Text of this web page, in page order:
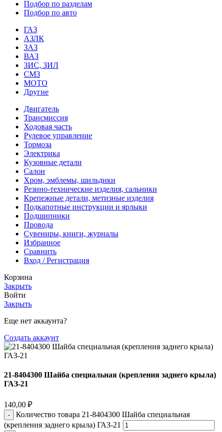
Подбор по разделам
Подбор по авто
ГАЗ
АЗЛК
ЗАЗ
ВАЗ
ЗИС, ЗИЛ
СМЗ
МОТО
Другие
Двигатель
Трансмиссия
Ходовая часть
Рулевое управление
Тормоза
Электрика
Кузовные детали
Салон
Хром, эмблемы, шильдики
Резино-технические изделия, сальники
Крепежные детали, метизные изделия
Подкапотные инструкции и ярлыки
Подшипники
Провода
Сувениры, книги, журналы
Избранное
Сравнить
Вход / Регистрация
Корзина
Закрыть
Войти
Закрыть
Еще нет аккаунта?
Создать аккаунт
21-8404300 Шайба специальная (крепления заднего крыла)
ГАЗ-21
140,00 ₽
Количество товара 21-8404300 Шайба специальная
(крепления заднего крыла) ГАЗ-21